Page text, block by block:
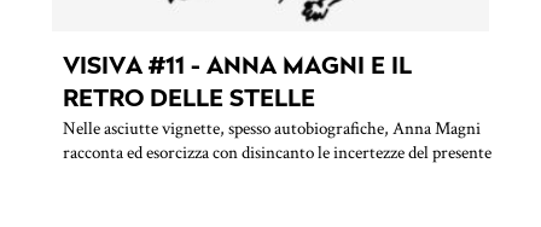
VISIVA #11 - ANNA MAGNI E IL
RETRO DELLE STELLE
Nelle asciutte vignette, spesso autobiografiche, Anna Magni
racconta ed esorcizza con disincanto le incertezze del presente